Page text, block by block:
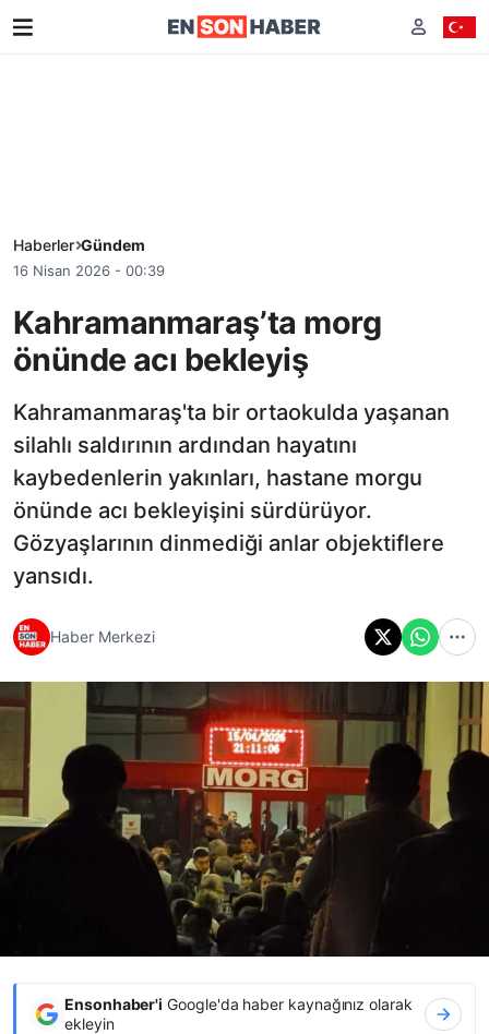
Haberler Gündem
16 Nisan 2026 - 00:39
Kahramanmaraş’ta morg
önünde acı bekleyiş
Kahramanmaraş'ta bir ortaokulda yaşanan
silahlı saldırının ardından hayatını
kaybedenlerin yakınları, hastane morgu
önünde acı bekleyişini sürdürüyor.
Gözyaşlarının dinmediği anlar objektiflere
yansıdı.
Haber Merkezi
Ensonhaber'i Google'da haber kaynağınız olarak
ekleyin